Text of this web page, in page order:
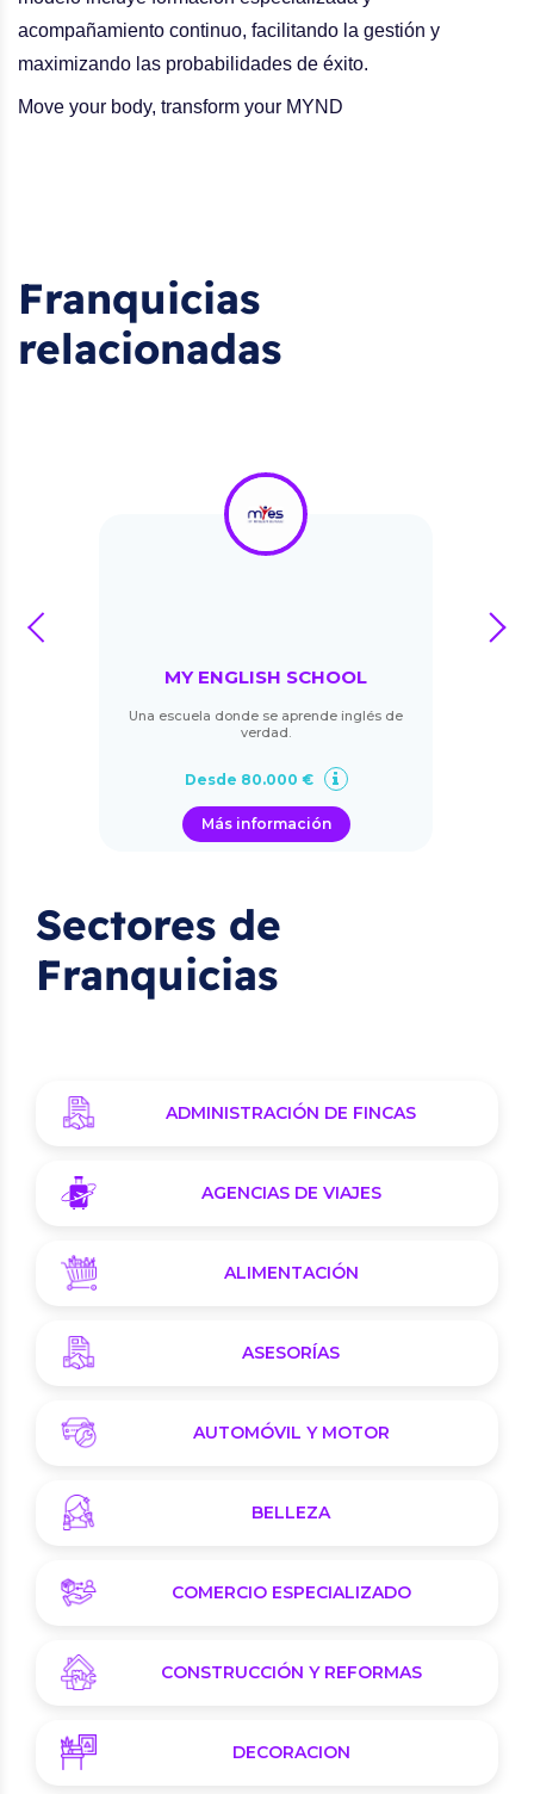
acompañamiento continuo, facilitando la gestión y
maximizando las probabilidades de éxito.
Move your body, transform your MYND
Franquicias
relacionadas
MY ENGLISH SCHOOL
Una escuela donde se aprende inglés de
verdad.
Desde 80.000 €
Más información
prev next
Sectores de
Franquicias
ADMINISTRACIÓN DE FINCAS
AGENCIAS DE VIAJES
ALIMENTACIÓN
ASESORÍAS
AUTOMÓVIL Y MOTOR
BELLEZA
COMERCIO ESPECIALIZADO
CONSTRUCCIÓN Y REFORMAS
DECORACION